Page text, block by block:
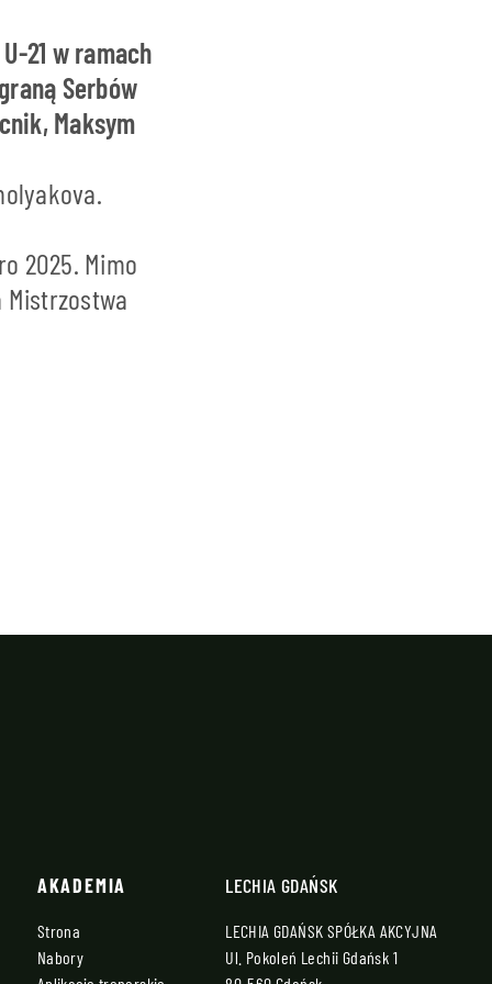
21 w ramach
Serbów
Maksym
2025. Mimo
AKADEMIA
Strona
Nabory
LECHIA GDAŃSK
LECHIA GDAŃSK SPÓŁKA AKCYJNA
Ul. Pokoleń Lechii Gdańsk 1